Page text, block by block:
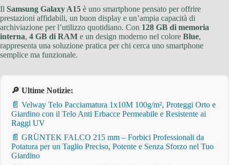
Il Samsung Galaxy A15 è uno smartphone pensato per offrire
prestazioni affidabili, un buon display e un’ampia capacità di
archiviazione per l’utilizzo quotidiano. Con 128 GB di memoria
interna, 4 GB di RAM e un design moderno nel colore Blue,
rappresenta una soluzione pratica per chi cerca uno smartphone
semplice ma funzionale.
🔎 Ultime Notizie:
📄 Velway Telo Pacciamatura 1x10M 100g/m², Proteggi Orto e
Giardino con il Telo Anti Erbacce Permeabile e Resistente ai
Raggi UV
📄 GRÜNTEK FALCO 215 mm – Forbici Professionali da
Potatura per un Taglio Preciso, Potente e Senza Sforzo nel Tuo
Giardino